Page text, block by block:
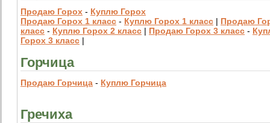
Продаю Горох - Куплю Горох
Продаю Горох 1 класс - Куплю Горох 1 класс | Продаю
класс - Куплю Горох 2 класс | Продаю Горох 3 класс -
Горох 3 класс |
Горчица
Продаю Горчица - Куплю Горчица
Гречиха